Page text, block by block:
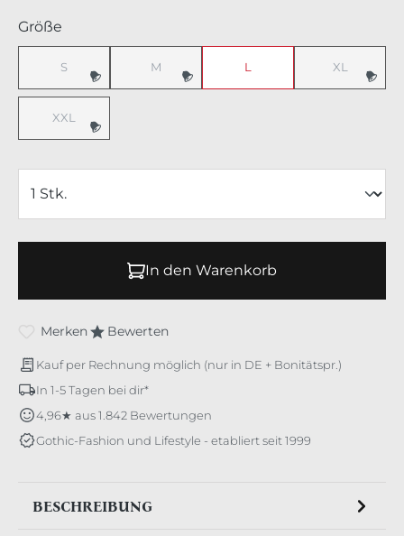
Größe
S(Diese Option ist zurzeit nicht verfügbar.)
M(Diese Option ist zurzeit nicht verfügbar.)
L XL(Diese
XXL(Diese Option ist zurzeit nicht verfügbar.)
In den Warenkorb
Merken Bewerten
Kauf per Rechnung möglich (nur in DE + Bonitätspr.)
In 1-5 Tagen bei dir*
4,96★ aus 1.842 Bewertungen
Gothic-Fashion und Lifestyle - etabliert seit 1999
BESCHREIBUNG